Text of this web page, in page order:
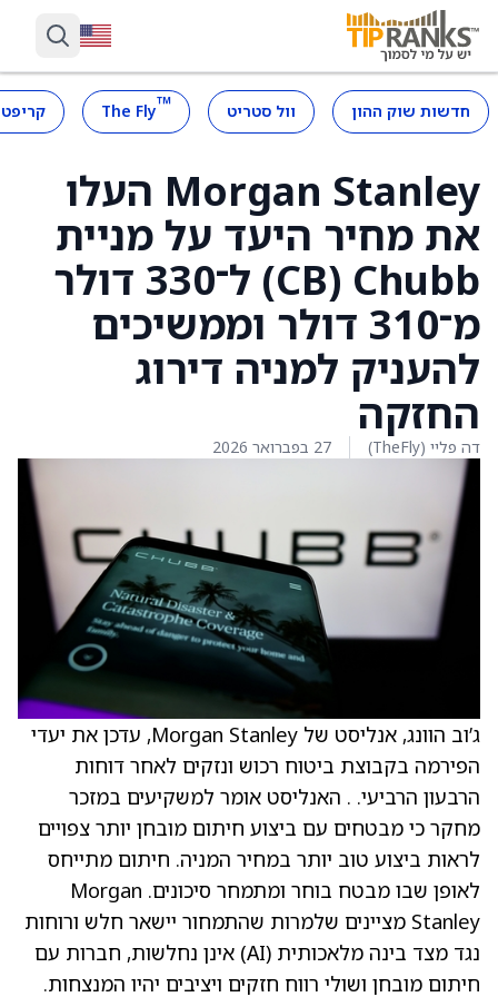
חדשות שוק ההון וול סטריט ™
The Fly
Morgan Stanley העלו
את מחיר היעד על מניית
Chubb ‏(CB) ל־330 דולר
מ־310 דולר וממשיכים
להעניק למניה דירוג
החזקה
דה פליי (TheFly) 27 בפברואר 2026
ג’וב הוונג, אנליסט של Morgan Stanley, עדכן את יעדי
הפירמה בקבוצת ביטוח רכוש ונזקים לאחר דוחות
הרבעון הרביעי. . האנליסט אומר למשקיעים במזכר
מחקר כי מבטחים עם ביצוע חיתום מובחן יותר צפויים
לראות ביצוע טוב יותר במחיר המניה. חיתום מתייחס
לאופן שבו מבטח בוחר ומתמחר סיכונים. Morgan
Stanley מציינים שלמרות שהתמחור יישאר חלש ורוחות
נגד מצד בינה מלאכותית (AI) אינן נחלשות, חברות עם
חיתום מובחן ושולי רווח חזקים ויציבים יהיו המנצחות.